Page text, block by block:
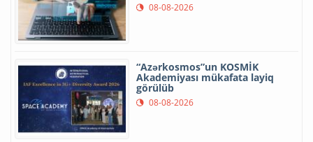
08-08-2026
“Azərkosmos”un KOSMİK
Akademiyası mükafata layiq
görülüb
08-08-2026